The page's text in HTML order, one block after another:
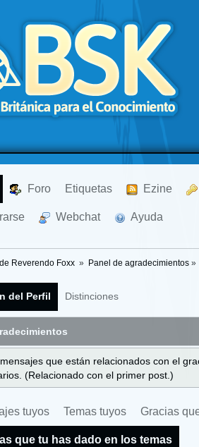
Foro Etiquetas Ezine
Webchat Ayuda
Reverendo Foxx » Panel de agradecimientos»
del Perfil Distinciones
que están relacionados con el
(Relacionado con el primer post.)
tuyos Temas tuyos Gracias
que tu has dado en los temas